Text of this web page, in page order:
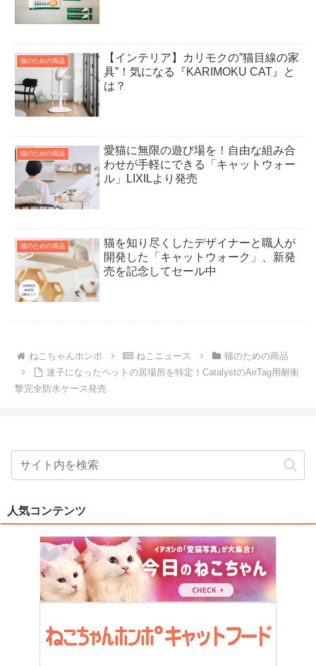
猫のための商品
【インテリア】カリモクの”猫目線の家
具”！気になる『KARIMOKU CAT』と
は？
猫のための商品
愛猫に無限の遊び場を！自由な組み合
わせが手軽にできる「キャットウォー
ル」LIXILより発売
猫のための商品
猫を知り尽くしたデザイナーと職人が
開発した「キャットウォーク」、新発
売を記念してセール中
ねこちゃんホンポ ねこニュース
猫のための商品
迷子になったペットの居場所を特定！CatalystのAirTag用耐衝
撃完全防水ケース発売
人気コンテンツ